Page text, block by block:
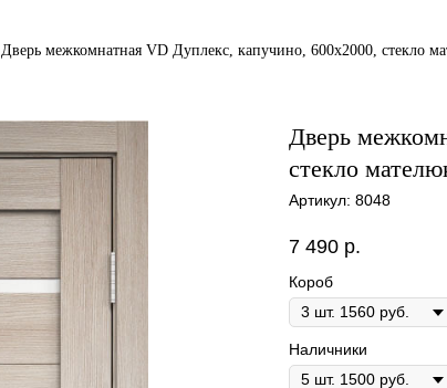
Дверь межкомнатная VD Дуплекс, капучино, 600х2000, стекло
Дверь
стекло
Артикул: 8048
7 490 р.
Короб
Наличники